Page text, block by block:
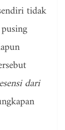
tidak
dari